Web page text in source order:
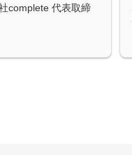
complete 代表取締